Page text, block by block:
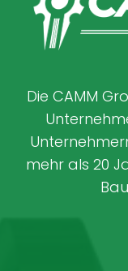
Die CAMM
mehr als 20